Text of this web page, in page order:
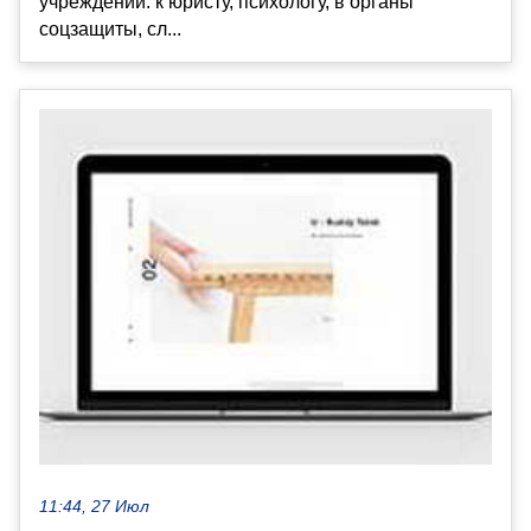
соцзащиты, сл...
11:44, 27 Июл